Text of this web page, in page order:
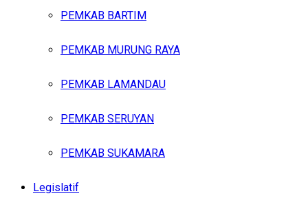
PEMKAB BARTIM
PEMKAB MURUNG RAYA
PEMKAB LAMANDAU
PEMKAB SERUYAN
PEMKAB SUKAMARA
Legislatif